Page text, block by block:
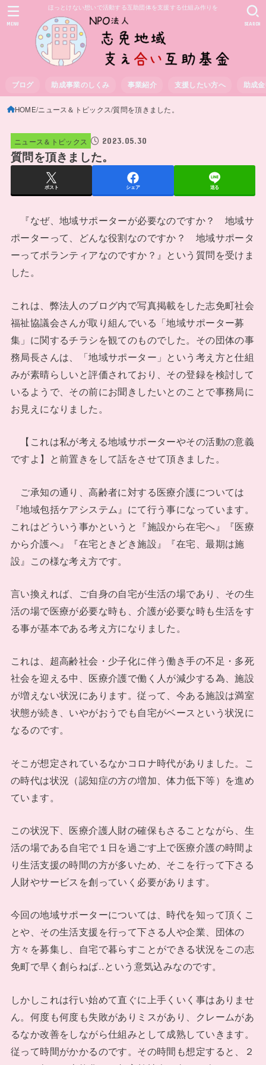
ほっとけない想いで活動する互助団体を支援する仕組み作りを
ブログ 助成事業のしくみ 事業紹介 支援したい方へ 助成
SEARCH
MENU
HOME ニュース＆トピックス 質問を頂きました。
ニュース＆トピックス 2023.05.30
質問を頂きました。
ポスト シェア 送る
『なぜ、地域サポーターが必要なのですか？ 地域サ
ポーターって、どんな役割なのですか？ 地域サポータ
ーってボランティアなのですか？』という質問を受けま
した。
これは、弊法人のブログ内で写真掲載をした志免町社会
福祉協議会さんが取り組んでいる「地域サポーター募
集」に関するチラシを観てのものでした。その団体の事
務局長さんは、「地域サポーター」という考え方と仕組
みが素晴らしいと評価されており、その登録を検討して
いるようで、その前にお聞きしたいとのことで事務局に
お見えになりました。
【これは私が考える地域サポーターやその活動の意義
ですよ】と前置きをして話をさせて頂きました。
ご承知の通り、高齢者に対する医療介護については
『地域包括ケアシステム』にて行う事になっています。
これはどういう事かというと『施設から在宅へ』『医療
から介護へ』『在宅ときどき施設』『在宅、最期は施
設』この様な考え方です。
言い換えれば、ご自身の自宅が生活の場であり、その生
活の場で医療が必要な時も、介護が必要な時も生活をす
る事が基本である考え方になりました。
これは、超高齢社会・少子化に伴う働き手の不足・多死
社会を迎える中、医療介護で働く人が減少する為、施設
が増えない状況にあります。従って、今ある施設は満室
状態が続き、いやがおうでも自宅がベースという状況に
なるのです。
そこが想定されているなかコロナ時代がありました。こ
の時代は状況（認知症の方の増加、体力低下等）を進め
ています。
この状況下、医療介護人財の確保もさることながら、生
活の場である自宅で１日を過ごす上で医療介護の時間よ
り生活支援の時間の方が多いため、そこを行って下さる
人財やサービスを創っていく必要があります。
今回の地域サポーターについては、時代を知って頂くこ
とや、その生活支援を行って下さる人や企業、団体の
方々を募集し、自宅で暮らすことができる状況をこの志
免町で早く創らねば..という意気込みなのです。
しかしこれは行い始めて直ぐに上手くいく事はありませ
ん。何度も何度も失敗がありミスがあり、クレームがあ
るなか改善をしながら仕組みとして成熟していきます。
従って時間がかかるのです。その時間も想定すると、２